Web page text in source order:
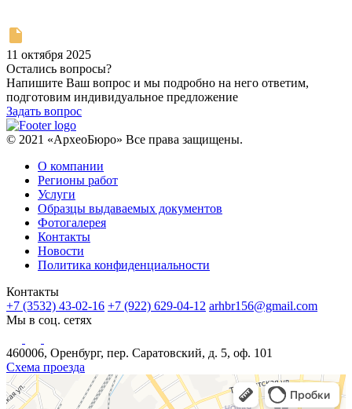
11 октября 2025
Остались вопросы?
Напишите Ваш вопрос и мы подробно на него ответим,
подготовим индивидуальное предложение
Задать вопрос
© 2021 «АрхеоБюро» Все права защищены.
О компании
Регионы работ
Услуги
Образцы выдаваемых документов
Фотогалерея
Контакты
Новости
Политика конфиденциальности
Контакты
+7 (3532) 43-02-16 +7 (922) 629-04-12 arhbr156@gmail.com
Мы в соц. сетях
460006, Оренбург, пер. Саратовский, д. 5, оф. 101
Схема проезда